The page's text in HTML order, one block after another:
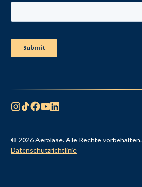
© 2026 Aerolase. Alle Rechte vorbehalten.
Datenschutzrichtlinie